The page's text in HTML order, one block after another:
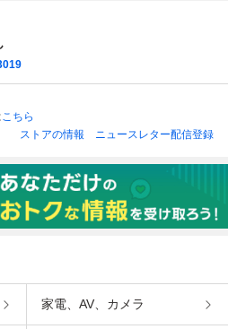
こちら
ストアの情報
ニュースレター配信登録
家電、AV、カメラ